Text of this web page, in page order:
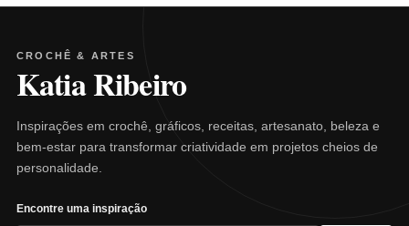
CROCHÊ & ARTES
Katia Ribeiro
Inspirações em crochê, gráficos, receitas, artesanato, beleza e
bem-estar para transformar criatividade em projetos cheios de
personalidade.
Encontre uma inspiração